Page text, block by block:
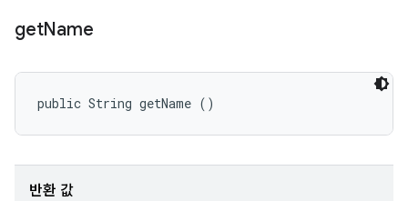
getName
public String getName ()
반환 값